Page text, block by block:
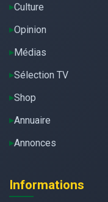
Culture
Opinion
Médias
Sélection TV
Shop
Annuaire
Annonces
Informations